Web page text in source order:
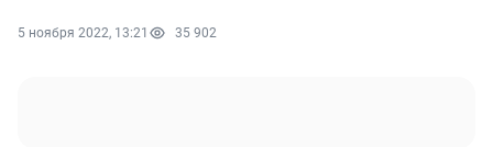
5 ноября 2022, 13:21 35 902